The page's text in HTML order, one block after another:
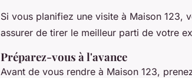
Si vous planifiez une visite à Maison 123,
assurer de tirer le meilleur parti de votre
Préparez-vous à l'avance
Avant de vous rendre à Maison 123,